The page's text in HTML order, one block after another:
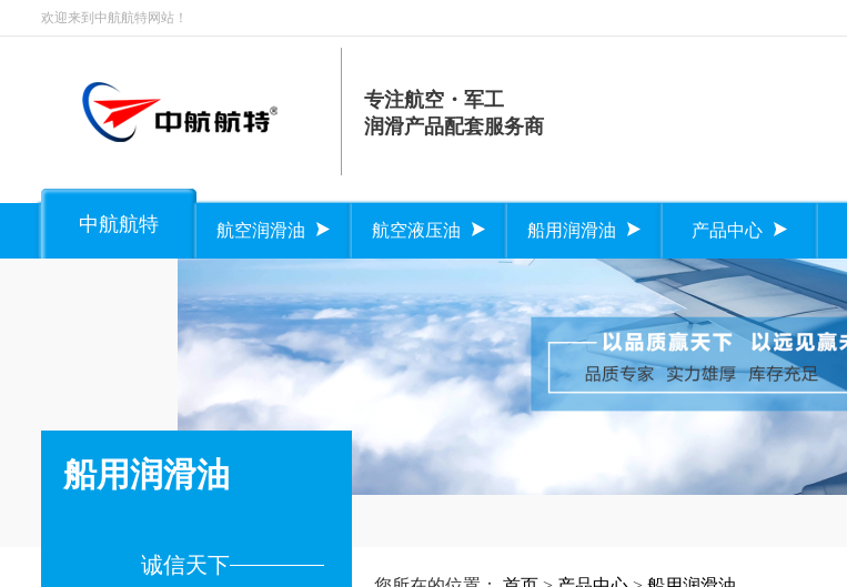
欢迎来到中航航特网站！
专注航空・军工
润滑产品配套服务商
中航航特 航空润滑油 航空液压油 船用润滑油 产品中心
船用润滑油
诚信天下